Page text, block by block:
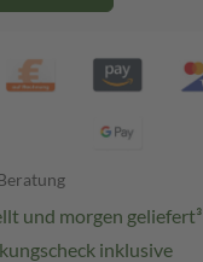
und morgen geliefert³
inklusive